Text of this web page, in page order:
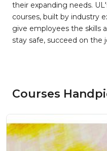
their expanding needs.
courses, built by industry
give employees the skills
stay safe, succeed on the
Courses